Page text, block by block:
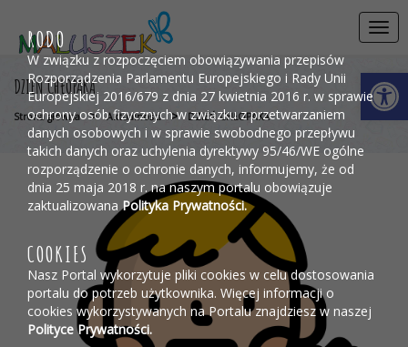
RODO
W związku z rozpoczęciem obowiązywania przepisów
Rozporządzenia Parlamentu Europejskiego i Rady Unii
Europejskiej 2016/679 z dnia 27 kwietnia 2016 r. w sprawie
ochrony osób fizycznych w związku z przetwarzaniem
danych osobowych i w sprawie swobodnego przepływu
takich danych oraz uchylenia dyrektywy 95/46/WE ogólne
rozporządzenie o ochronie danych, informujemy, że od
dnia 25 maja 2018 r. na naszym portalu obowiązuje
zaktualizowanaPolityka Prywatności.
COOKIES
Nasz Portal wykorzytuje pliki cookies w celu dostosowania
portalu do potrzeb użytkownika. Więcej informacji o
cookies wykorzystywanych na Portalu znajdziesz w naszej
Polityce Prywatności.
DZIEŃ CHŁOPAKA
Strona główna > Aktualności > DZIEŃ CHŁOPAKA